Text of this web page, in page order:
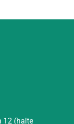
12 (halte